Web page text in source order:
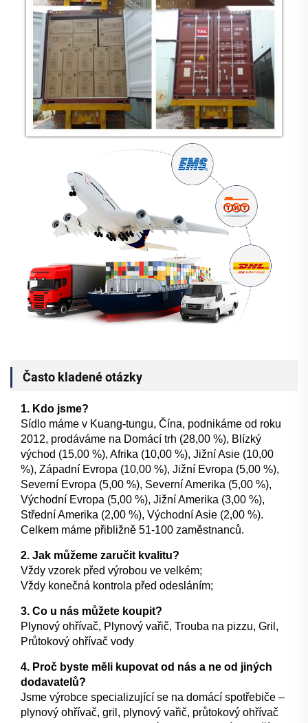
Často kladené otázky
1. Kdo jsme?
Sídlo máme v Kuang-tungu, Čína, podnikáme od roku
2012, prodáváme na Domácí trh (28,00 %), Blízký
východ (15,00 %), Afrika (10,00 %), Jižní Asie (10,00
%), Západní Evropa (10,00 %), Jižní Evropa (5,00 %),
Severní Evropa (5,00 %), Severní Amerika (5,00 %),
Východní Evropa (5,00 %), Jižní Amerika (3,00 %),
Střední Amerika (2,00 %), Východní Asie (2,00 %).
Celkem máme přibližně 51-100 zaměstnanců.
2. Jak můžeme zaručit kvalitu?
Vždy vzorek před výrobou ve velkém;
Vždy konečná kontrola před odesláním;
3. Co u nás můžete koupit?
Plynový ohřívač, Plynový vařič, Trouba na pizzu, Gril,
Průtokový ohřívač vody
4. Proč byste měli kupovat od nás a ne od jiných
dodavatelů?
Jsme výrobce specializující se na domácí spotřebiče –
plynový ohřívač, gril, plynový vařič, průtokový ohřívač